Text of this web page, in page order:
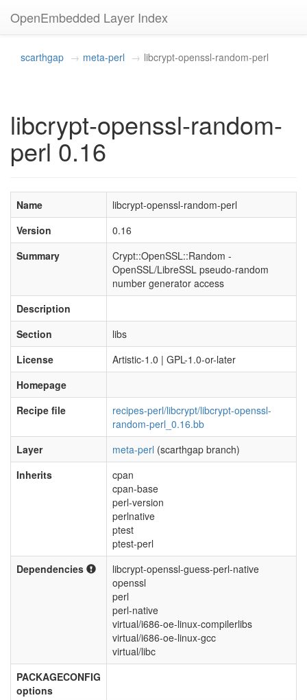
OpenEmbedded Layer Index
scarthgap meta-perl libcrypt-openssl-random-perl
libcrypt-openssl-random-
perl 0.16
Name
libcrypt-openssl-random-perl
Version
0.16
Summary
Crypt::OpenSSL::Random -
OpenSSL/LibreSSL pseudo-random
number generator access
Description
Section
libs
License
Artistic-1.0 | GPL-1.0-or-later
Homepage
Recipe file
recipes-perl/libcrypt/libcrypt-openssl-
random-perl_0.16.bb
Layer
meta-perl (scarthgap branch)
Inherits
cpan
cpan-base
perl-version
perlnative
ptest
ptest-perl
Dependencies
libcrypt-openssl-guess-perl-native
openssl
perl
perl-native
virtual/i686-oe-linux-compilerlibs
virtual/i686-oe-linux-gcc
virtual/libc
PACKAGECONFIG
options